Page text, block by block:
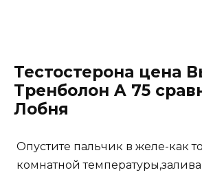
Тестостерона цена
Тренболон A 75
Лобня
Опустите пальчик в желе-как
комнатной